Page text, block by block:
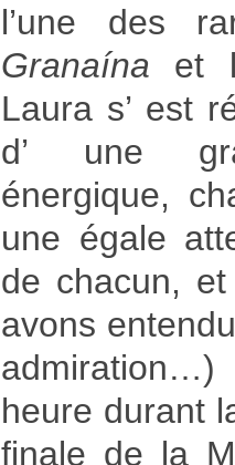
l’une des
Granaína et
Laura s’ est
d’ une
énergique,
une égale
de chacun,
avons
heure durant
finale de la